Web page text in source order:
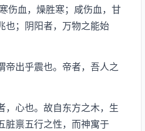
伤血，燥胜寒；咸伤血，甘
也；阴阳者，万物之能始
出乎震也。帝者，吾人之
心也。故自东方之木，生
脏禀五行之性，而神寓于